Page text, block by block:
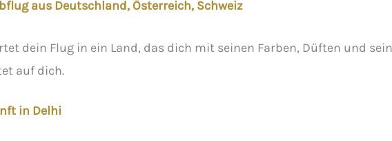
aus Deutschland, Österreich, Schweiz
dein Flug in ein Land, das dich mit seinen Farben, Düften und
auf dich.
in Delhi